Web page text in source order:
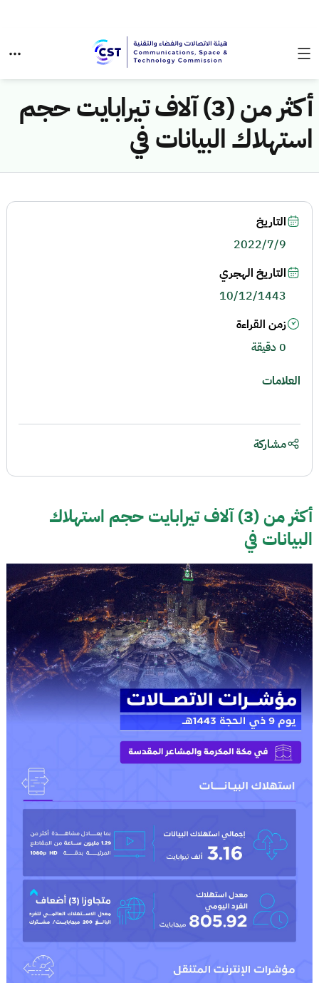
أكثر من (3) آلاف تيرابايت حجم
استهلاك البيانات في
أكثر من (3) آلاف تيرابايت حجم استهلاك
البيانات في
التاريخ
2022/7/9
التاريخ الهجري
10/12/1443
زمن القراءة
0 دقيقة
العلامات
مشاركة